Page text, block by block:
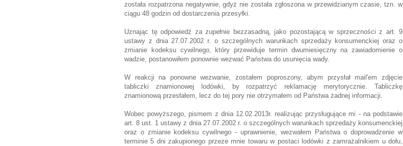
została rozpatrzona negatywnie, gdyż nie została zgłoszona w przewidzianym czasie, tzn. w
ciągu 48 godzin od dostarczenia przesyłki.
Uznając tę odpowiedź za zupełnie bezzasadną, jako pozostającą w sprzeczności z art. 9
ustawy z dnia 27.07.2002 r. o szczególnych warunkach sprzedaży konsumenckiej oraz o
zmianie kodeksu cywilnego, który przewiduje termin dwumiesięczny na zawiadomienie o
wadzie, postanowiłem ponownie wezwać Państwa do usunięcia wady.
W reakcji na ponowne wezwanie, zostałem poproszony, abym przysłał mail'em zdjęcie
tabliczki znamionowej lodówki, by rozpatrzyć reklamację merytorycznie. Tabliczkę
znamionową przesłałem, lecz do tej pory nie otrzymałem od Państwa żadnej informacji.
Wobec powyższego, pismem z dnia 12.02.2013r. realizując przysługujące mi - na podstawie
art. 8 ust. 1 ustawy z dnia 27.07.2002 r. o szczególnych warunkach sprzedaży konsumenckiej
oraz o zmianie kodeksu cywilnego - uprawnienie, wezwałem Państwa o doprowadzenie w
terminie 5 dni zakupionego przeze mnie towaru w postaci lodówki z zamrażalnikiem u dołu,